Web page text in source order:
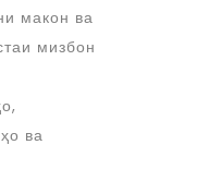
макон ва
мизбон
ва